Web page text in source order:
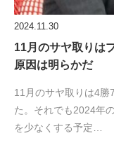
2024.11.30
11月のサヤ取りは
原因は明らかだ
11月のサヤ取りは4勝
た。それでも2024年
を少なくする予定…